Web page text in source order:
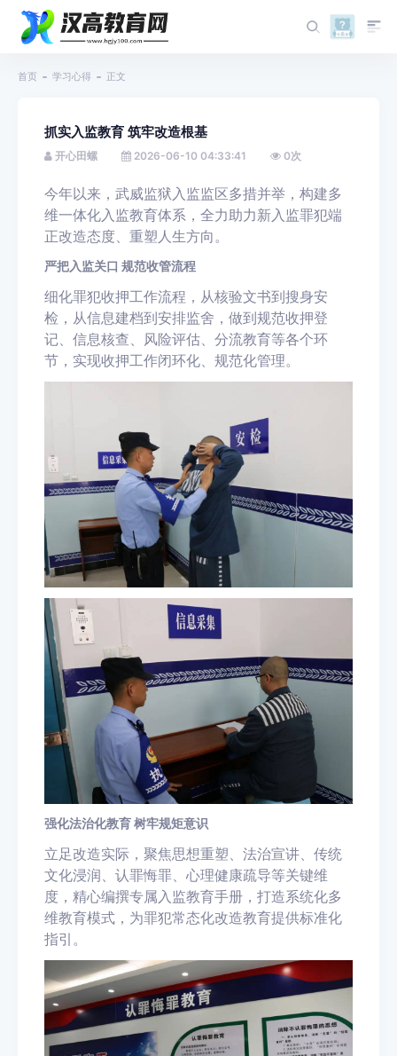
首页 学习心得 正文
抓实入监教育 筑牢改造根基
开心田螺 2026-06-10 04:33:41 0次
今年以来，武威监狱入监监区多措并举，构建多
维一体化入监教育体系，全力助力新入监罪犯端
正改造态度、重塑人生方向。
严把入监关口 规范收管流程
细化罪犯收押工作流程，从核验文书到搜身安
检，从信息建档到安排监舍，做到规范收押登
记、信息核查、风险评估、分流教育等各个环
节，实现收押工作闭环化、规范化管理。
强化法治化教育 树牢规矩意识
立足改造实际，聚焦思想重塑、法治宣讲、传统
文化浸润、认罪悔罪、心理健康疏导等关键维
度，精心编撰专属入监教育手册，打造系统化多
维教育模式，为罪犯常态化改造教育提供标准化
指引。